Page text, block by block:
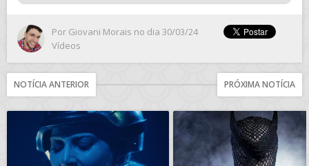
Por Giovani Morais no dia 30/03/24
Vídeos
NOTÍCIA ANTERIOR PRÓXIMA NOTÍCIA